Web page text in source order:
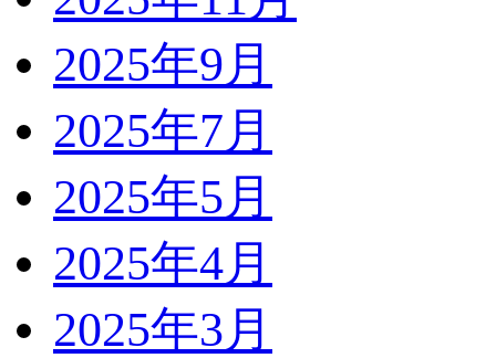
2025年9月
2025年7月
2025年5月
2025年4月
2025年3月